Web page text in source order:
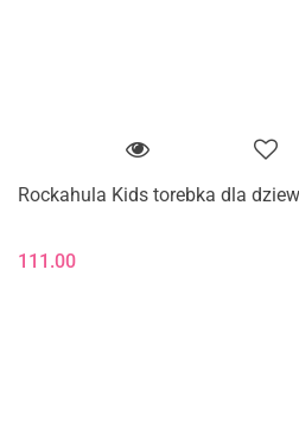
Rockahula Kids torebka dla
111.00